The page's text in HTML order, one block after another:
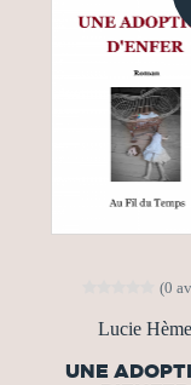
(0
Lucie Hème
UNE